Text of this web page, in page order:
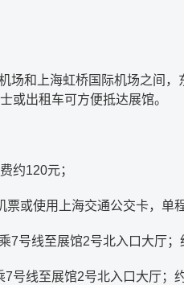
场和上海虹桥国际机场之间
或出租车可方便抵达展馆。
约120元；
或使用上海交通公交卡，单
7号线至展馆2号北入口大厅；
号线至展馆2号北入口大厅；